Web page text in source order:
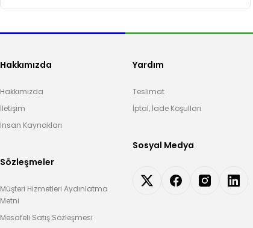
Hakkımızda
Hakkımızda
İletişim
İnsan Kaynakları
Sözleşmeler
Müşteri Hizmetleri Aydınlatma
Metni
Mesafeli Satış Sözleşmesi
Yardım
Teslimat
İptal, İade Koşulları
Sosyal Medya